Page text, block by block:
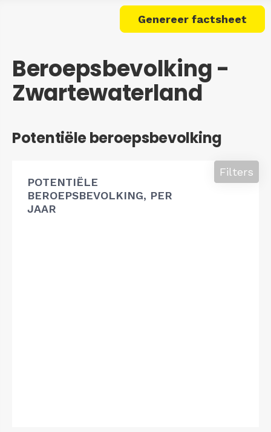
Genereer factsheet
Beroepsbevolking -
Zwartewaterland
Potentiële beroepsbevolking
POTENTIËLE
BEROEPSBEVOLKING, PER
JAAR
Filters